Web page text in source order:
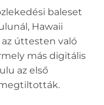
baleset
Hawaii
úttesten való
más digitális
az első
megtiltották.